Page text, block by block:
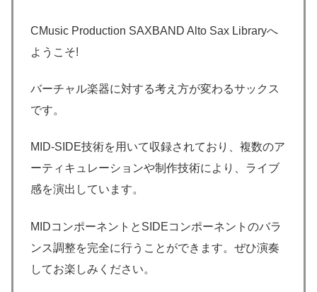
CMusic Production SAXBAND Alto Sax Libraryへ
ようこそ!
バーチャル楽器に対する考え方が変わるサックス
です。
MID-SIDE技術を用いて収録されており、複数のア
ーティキュレーションや制作技術により、ライブ
感を演出しています。
MIDコンポーネントとSIDEコンポーネントのバラ
ンス調整を完全に行うことができます。ぜひ演奏
してお楽しみください。